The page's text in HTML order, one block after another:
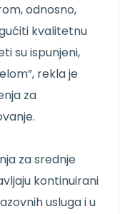
odnosno,
kvalitetnu
su ispunjeni,
rekla je
za
za srednje
kontinuirani
usluga i u